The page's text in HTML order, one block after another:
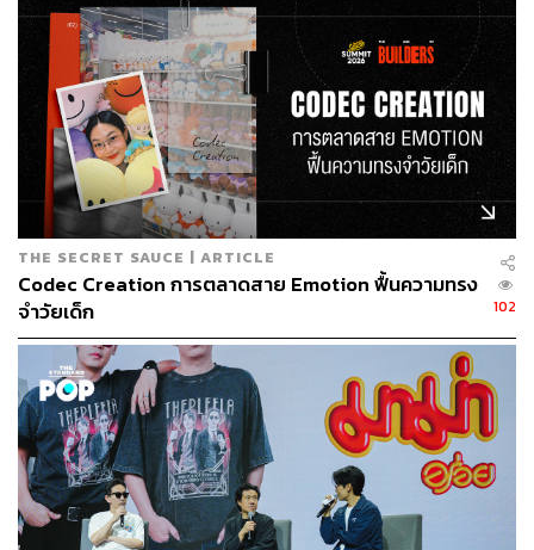
ในส่วนของการขยายสาขา บู๊ทส์ยังไม่มีแผนเพิ่มจำนวนร้าน
ในระยะสั้น แต่จะมุ่งเน้นพัฒนาและยกระดับประสบการณ์ใน
ร้านเดิมให้ดีขึ้น โดยปัจจุบันสัดส่วนลูกค้าแบ่งเป็นคนไทย
80% และต่างชาติ 20% โดยสาขาที่มียอดขายดีที่สุดคือ
เซ็นทรัลเวิลด์ ซึ่งเป็นศูนย์การค้าที่มีทราฟฟิกหนาแน่นตลอด
ทั้งปี
สามารถติดตาม THE STANDARD WEALTH
ผ่านแอปพลิเคชันต่างๆ ที่คุณสะดวกหรือใช้งานอยู่แล้วได้เลย
TAGS: การตลาด ความงาม
การค้าปลีก
บู๊ทส์ รีเทล ประเทศไทย
สนมชนม์ จินานนท์
THE SECRET SAUCE | ARTICLE
Codec Creation การตลาดสาย Emotion ฟื้นความทรง
จำวัยเด็ก
102